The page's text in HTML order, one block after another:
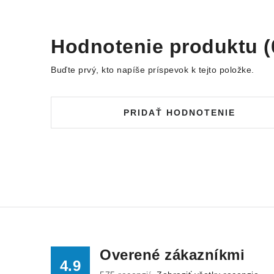
Hodnotenie produktu
Buďte prvý, kto napíše príspevok k tejto položke.
PRIDAŤ HODNOTENIE
4.9
Overené zákazníkmi